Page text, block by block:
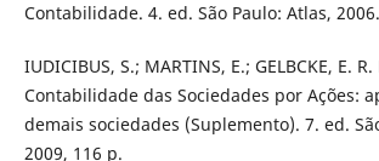
Contabilidade. 4. ed. São Paulo: Atlas,
IUDICIBUS, S.; MARTINS, E.; GELBCKE, E.
Contabilidade das Sociedades por Ações:
demais sociedades (Suplemento). 7. ed.
2009, 116 p.